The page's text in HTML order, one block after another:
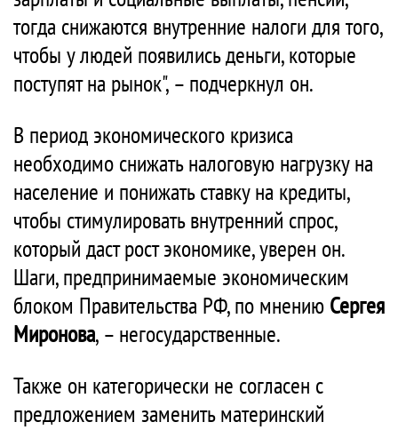
тогда снижаются внутренние налоги для того,
чтобы у людей появились деньги, которые
поступят на рынок", – подчеркнул он.
В период экономического кризиса
необходимо снижать налоговую нагрузку на
население и понижать ставку на кредиты,
чтобы стимулировать внутренний спрос,
который даст рост экономике, уверен он.
Шаги, предпринимаемые экономическим
блоком Правительства РФ, по мнению Сергея
Миронова, – негосударственные.
Также он категорически не согласен с
предложением заменить материнский